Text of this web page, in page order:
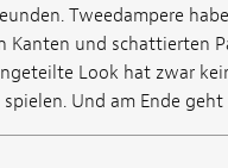
Tweedampere
und schattierten
Look hat zwar
Und am Ende